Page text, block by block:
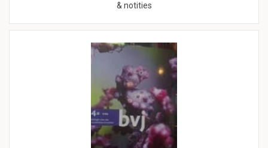
& notities